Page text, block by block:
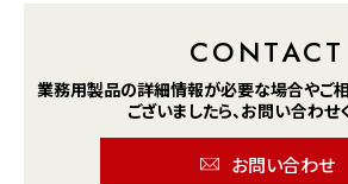
CONTACT
業務用製品の詳細情報が必要な場合やご
ございましたら、お問い合わせ
お問い合わせ